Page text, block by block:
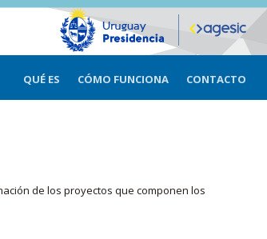
QUÉ ES CÓMO FUNCIONA CONTACTO
de los proyectos que componen los